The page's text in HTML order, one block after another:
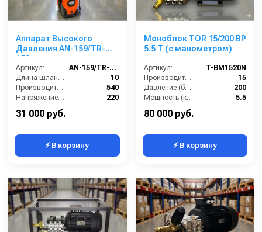
Аппарат Высокого
Давления AN-159/TR-
159
Артикул:
AN-159/TR-159
Длина шланга (м):
10
Производительность (л/ч):
540
Напряжение (В):
220
Рабочее давление (бар):
31 000 руб.
⚡ В корзину
Моноблок TOR 15/200 BP
5.5 T (с манометром)
Артикул:
T-BM1520N
Производительность (л/мин):
15
Давление (бар):
200
Мощность (кВт):
5.5
Страна-производитель:
80 000 руб.
⚡ В корзину